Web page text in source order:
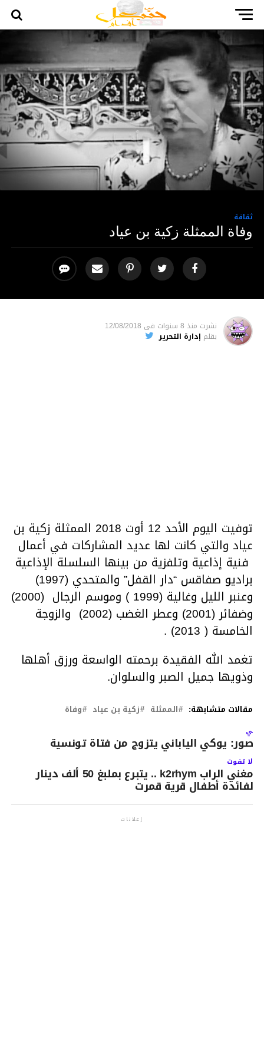
ثقافة
وفاة الممثلة زكية بن عياد
نشرت منذ 8 سنوات فى 12/08/2018
بقلم إدارة التحرير
توفيت اليوم الأحد 12 أوت 2018 الممثلة زكية بن
عياد والتي كانت لها عديد المشاركات في أعمال
فنية إذاعية وتلفزية من بينها السلسلة الإذاعية
براديو صفاقس “دار القفل” والمتحدي (1997)
وعنبر الليل وغالية (1999 ) وموسم الرجال (2000)
وضفائر (2001) وعطر الغضب (2002) والزوجة
الخامسة ( 2013) .
تغمد الله الفقيدة برحمته الواسعة ورزق أهلها
وذويها جميل الصبر والسلوان.
مقالات متشابهة: الممثلة زكية بن عياد وفاة
يوكي الياباني يتزوج من فتاة تونسية
لا تفوت
مغني الراب k2rhym .. يتبرع بملبغ 50 ألف دينار
لفائدة أطفال قرية قمرت
إعلانات